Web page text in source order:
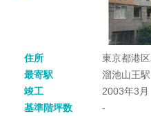
住所
東京都港
最寄駅
溜池山王
竣工
2003年3月
基準階坪数
-